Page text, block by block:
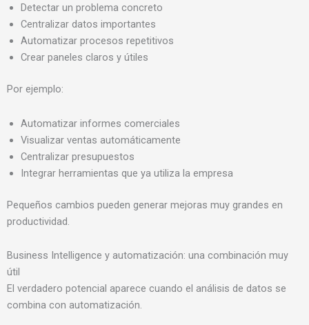
Detectar un problema concreto
Centralizar datos importantes
Automatizar procesos repetitivos
Crear paneles claros y útiles
Por ejemplo:
Automatizar informes comerciales
Visualizar ventas automáticamente
Centralizar presupuestos
Integrar herramientas que ya utiliza la empresa
Pequeños cambios pueden generar mejoras muy grandes en
productividad.
Business Intelligence y automatización: una combinación muy
útil
El verdadero potencial aparece cuando el análisis de datos se
combina con automatización.